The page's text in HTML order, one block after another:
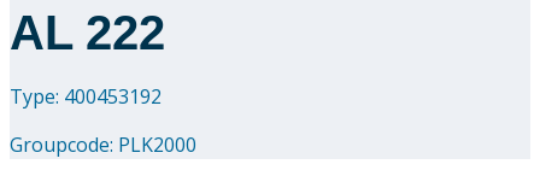
AL 222
Type: 400453192
Groupcode: PLK2000